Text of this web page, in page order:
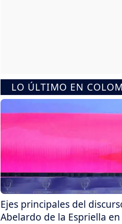
LO ÚLTIMO EN
Ejes principales del
Abelardo de la Espriella en